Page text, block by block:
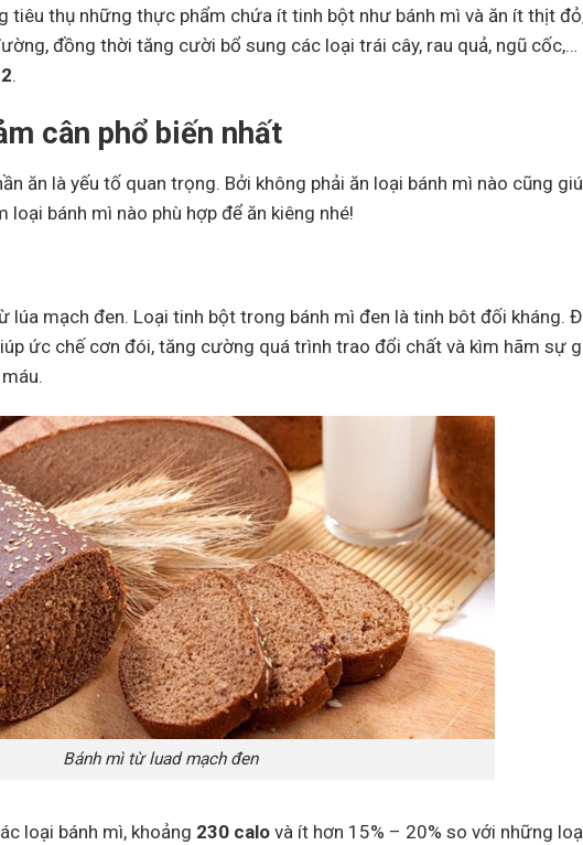
tiêu thụ những thực phẩm chứa ít tinh bột như bánh mì và ăn ít thịt
đồng thời tăng cười bổ sung các loại trái cây, rau quả, ngũ cốc,…
.
cân phổ biến nhất
ăn là yếu tố quan trọng. Bởi không phải ăn loại bánh mì nào cũng
bánh mì nào phù hợp để ăn kiêng nhé!
lúa mạch đen. Loại tinh bột trong bánh mì đen là tinh bôt đối kháng.
ức chế cơn đói, tăng cường quá trình trao đổi chất và kìm hãm sự
Bánh mì từ luad mạch đen
loại bánh mì, khoảng 230 calovà ít hơn 15% – 20% so với những